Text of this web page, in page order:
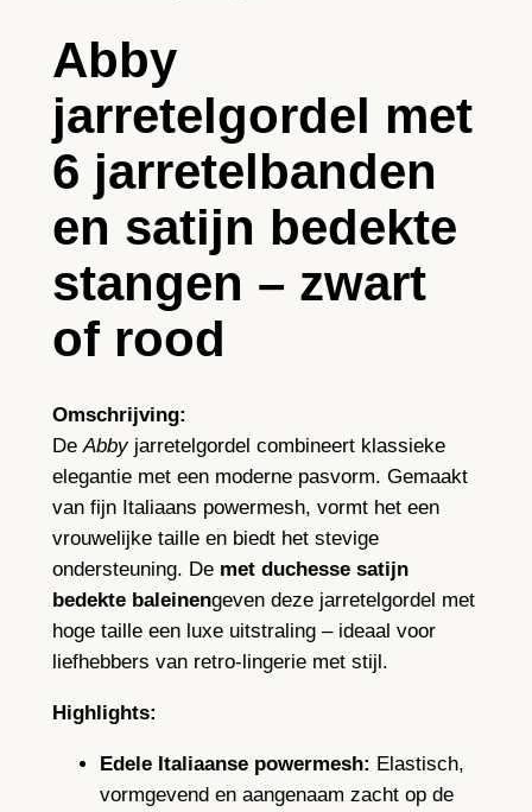
d
e
l
,
d
l
e
I
a
l
i
a
a
n
s
e
p
w
Abby
jarretelgordel met
6 jarretelbanden
en satijn bedekte
stangen – zwart
of rood
Omschrijving:
DeAbbyjarretelgordel combineert klassieke
elegantie met een moderne pasvorm. Gemaakt
van fijn Italiaans powermesh, vormt het een
vrouwelijke taille en biedt het stevige
ondersteuning. De met duchesse satijn
bedekte baleinengeven deze jarretelgordel met
hoge taille een luxe uitstraling – ideaal voor
liefhebbers van retro-lingerie met stijl.
Highlights:
Edele Italiaanse powermesh: Elastisch,
vormgevend en aangenaam zacht op de